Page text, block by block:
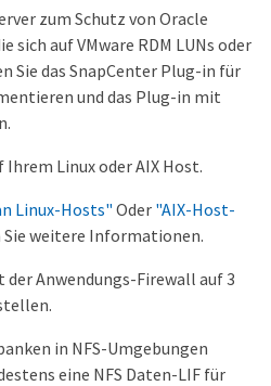
zum Schutz von Oracle
sich auf VMware RDM LUNs oder
Sie das SnapCenter Plug-in für
und das Plug-in mit
Linux oder AIX Host.
Linux-Hosts" Oder "AIX-Host-
Sie weitere Informationen.
Anwendungs-Firewall auf 3
in NFS-Umgebungen
eine NFS Daten-LIF für